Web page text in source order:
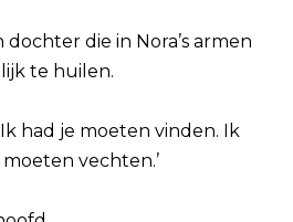
die in Nora’s armen
te huilen.
had je moeten vinden. Ik
vechten.’